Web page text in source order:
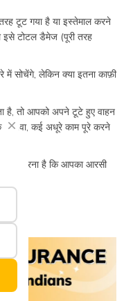
टूट गया है या इस्तेमाल करने
इसे टोटल डैमेज (पूरी तरह
में सोचेंगे, लेकिन क्या इतना काफ़ी
है, तो आपको अपने टूटे हुए वाहन
कई अधूरे काम पूरे करने
तय करना है कि आपका आरसी